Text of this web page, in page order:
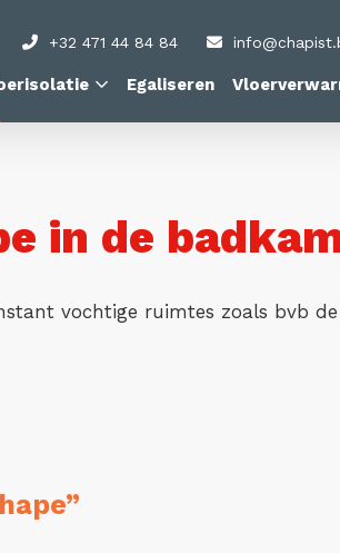
+32 471 44 84 84
Egaliseren
in de
vochtige ruimtes zoals bvb